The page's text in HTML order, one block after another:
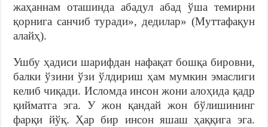
жаҳаннам оташинда абадул абад ўша темирни
қорнига санчиб туради», дедилар» (Муттафақун
алайҳ).
Ушбу ҳадиси шарифдан нафақат бошқа бировни,
балки ўзини ўзи ўлдириш ҳам мумкин эмаслиги
келиб чиқади. Исломда инсон жони алоҳида қадр
қийматга эга. У жон қандай жон бўлишининг
фарқи йўқ. Ҳар бир инсон яшаш ҳаққига эга.